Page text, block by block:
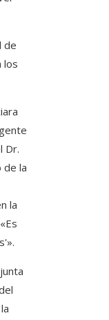
de
los
Dr.
de la
la